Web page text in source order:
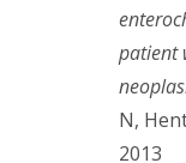
patient
N,
2013